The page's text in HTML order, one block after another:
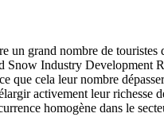
grand nombre de
Industry Development
que cela leur nombre
activement leur richesse
homogène dans le